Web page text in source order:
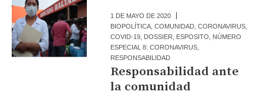
1 DE MAYO DE 2020
BIOPOLÍTICA ,COMUNIDAD ,CORONAVIRUS
COVID-19 DOSSIER ESPOSITO
NÚMERO
ESPECIAL 8: CORONAVIRUS
RESPONSABILIDAD
Responsabilidad ante
la comunidad